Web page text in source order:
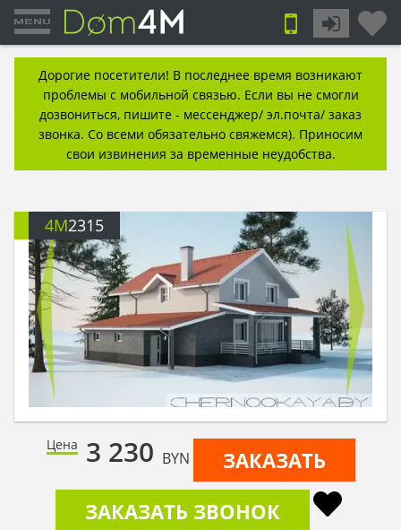
Дорогие посетители! В последнее время возникают
проблемы с мобильной связью. Если вы не смогли
дозвониться, пишите - мессенджер/ эл.почта/ заказ
звонка. Со всеми обязательно свяжемся). Приносим
свои извинения за временные неудобства.
4M2315
Цена 3 230 BYN
ЗАКАЗАТЬ
ЗАКАЗАТЬ ЗВОНОК